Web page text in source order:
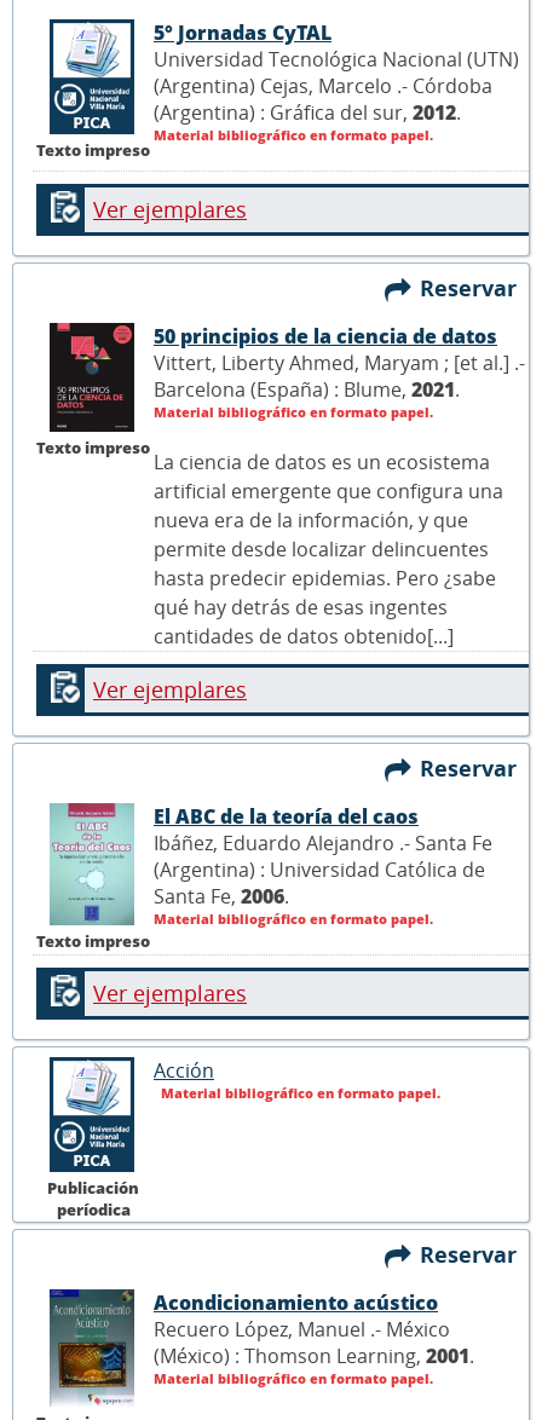
Texto impreso
5° Jornadas CyTAL
Universidad Tecnológica Nacional (UTN)
(Argentina) Cejas, Marcelo .- Córdoba
(Argentina) : Gráfica del sur, 2012.
Material bibliográfico en formato papel.
Ver ejemplares
Reservar
Texto impreso
50 principios de la ciencia de datos
Vittert, Liberty Ahmed, Maryam ; [et al.] .-
Barcelona (España) : Blume, 2021.
Material bibliográfico en formato papel.
La ciencia de datos es un ecosistema
artificial emergente que configura una
nueva era de la información, y que
permite desde localizar delincuentes
hasta predecir epidemias. Pero ¿sabe
qué hay detrás de esas ingentes
cantidades de datos obtenido[...]
Ver ejemplares
Reservar
Texto impreso
El ABC de la teoría del caos
Ibáñez, Eduardo Alejandro .- Santa Fe
(Argentina) : Universidad Católica de
Santa Fe, 2006.
Material bibliográfico en formato papel.
Ver ejemplares
Publicación
períodica
Acción
Material bibliográfico en formato papel.
Reservar
Acondicionamiento acústico
Recuero López, Manuel .- México
(México) : Thomson Learning, 2001.
Material bibliográfico en formato papel.